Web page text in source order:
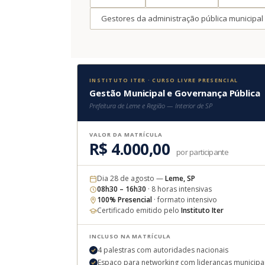
Gestores da administração pública municipal
INSTITUTO ITER · CURSO LIVRE PRESENCIAL
Gestão Municipal e Governança Pública
Prefeitura de Leme e Região — Interior de SP
VALOR DA MATRÍCULA
R$ 4.000,00 por participante
Dia 28 de agosto —Leme, SP
08h30 – 16h30 · 8 horas intensivas
100% Presencial · formato intensivo
Certificado emitido pelo Instituto Iter
INCLUSO NA MATRÍCULA
4 palestras com autoridades nacionais
Espaço para networking com lideranças